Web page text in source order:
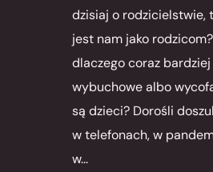
dzisiaj o rodzicielstwie,
jest nam jako
dlaczego coraz
wybuchowe albo
są dzieci? Dorośli
w telefonach, w
w...